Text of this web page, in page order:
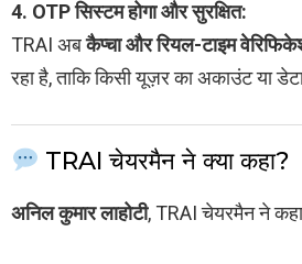
4. OTP सिस्टम होगा और सुरक्षित:
TRAI अबकैप्चा और रियल-टाइम
रहा है, ताकि किसी यूज़र का अकाउंट या
TRAI चेयरमैन ने क्या कहा?
अनिल कुमार लाहोटी, TRAI चेयरमैन ने